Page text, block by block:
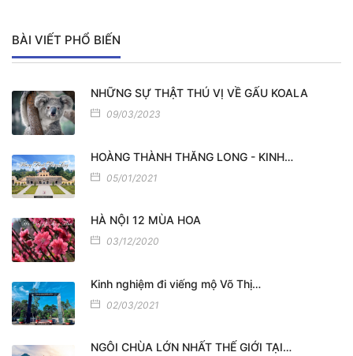
BÀI VIẾT PHỔ BIẾN
NHỮNG SỰ THẬT THÚ VỊ VỀ GẤU KOALA
09/03/2023
HOÀNG THÀNH THĂNG LONG - KINH…
05/01/2021
HÀ NỘI 12 MÙA HOA
03/12/2020
Kinh nghiệm đi viếng mộ Võ Thị…
02/03/2021
NGÔI CHÙA LỚN NHẤT THẾ GIỚI TẠI…